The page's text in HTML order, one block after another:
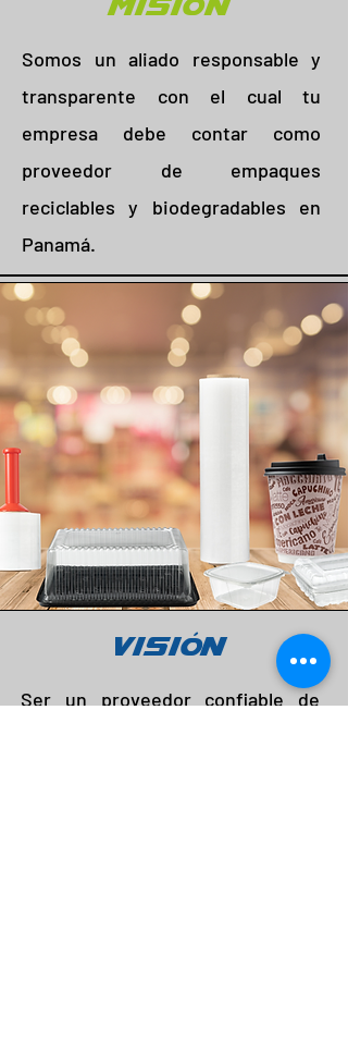
MISIÓN
Somos un aliado responsable y
transparente con el cual tu
empresa debe contar como
proveedor de empaques
reciclables y biodegradables en
Panamá.
VISIÓN
Ser un proveedor confiable de